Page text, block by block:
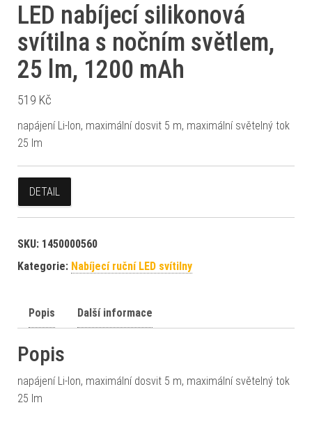
LED nabíjecí silikonová
svítilna s nočním světlem,
25 lm, 1200 mAh
519 Kč
napájení Li-Ion, maximální dosvit 5 m, maximální světelný tok
25 lm
DETAIL
SKU: 1450000560
Kategorie: Nabíjecí ruční LED svítilny
Popis Další informace
Popis
napájení Li-Ion, maximální dosvit 5 m, maximální světelný tok
25 lm